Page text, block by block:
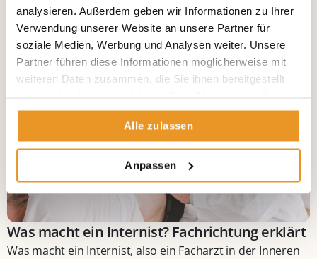
analysieren. Außerdem geben wir Informationen zu Ihrer
Verwendung unserer Website an unsere Partner für
soziale Medien, Werbung und Analysen weiter. Unsere
Partner führen diese Informationen möglicherweise mit
weiteren Daten zusammen, die Sie ihnen bereitgestellt
gesammelt haben.
Alle zulassen
Anpassen
Nachts schlimmer?
Was macht ein Internist? Fachrichtung erklärt
Was macht ein Internist, also ein Facharzt in der Inneren